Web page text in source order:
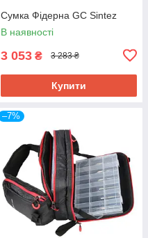
Сумка Фідерна GC Sintez
В наявності
3 053 ₴ 3 283 ₴
Купити
–7%